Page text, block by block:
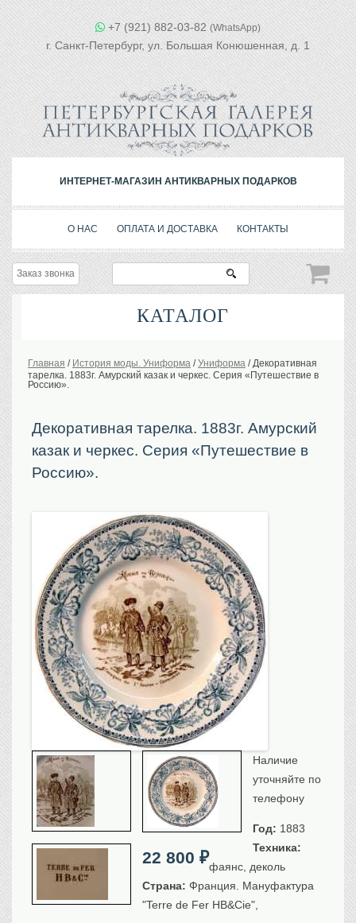
+7 (921) 882-03-82 (WhatsApp)
г. Санкт-Петербург, ул. Большая Конюшенная, д. 1
ИНТЕРНЕТ-МАГАЗИН АНТИКВАРНЫХ ПОДАРКОВ
О НАС ОПЛАТА И ДОСТАВКА КОНТАКТЫ
Заказ звонка
КАТАЛОГ
История Российской империи. Обычаи
Портреты царской семьи
Старинные планы
Санкт-Петербург
Российская империя
Прочие
Старинные карты
Российская империя
Европа
Мир
Исторические карты
Виды городов
Москва
Санкт-Петербург
Российская империя
Прочие
Севастополь, Крым
Ценные бумаги
История моды. Униформа
Гражданская мода
Главная / История моды. Униформа /Униформа /Декоративная
тарелка. 1883г. Амурский казак и черкес. Серия «Путешествие в
Россию».
Декоративная тарелка. 1883г. Амурский
казак и черкес. Серия «Путешествие в
Россию».
22 800₽
Наличие
уточняйте по
телефону
Год: 1883
Техника:
фаянс, деколь
Страна: Франция. Мануфактура
"Terre de Fer HB&Cie",